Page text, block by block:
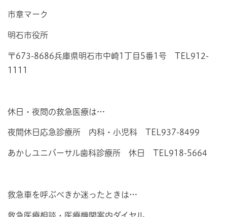
市章マーク
明石市役所
〒673-8686兵庫県明石市中崎1丁目5番1号 TEL912-
1111
休日・夜間の救急医療は…
夜間休日応急診療所 内科・小児科 TEL937-8499
あかしユニバーサル歯科診療所 休日 TEL918-5664
救急車を呼ぶべきか迷ったときは…
救急医療相談・医療機関案内ダイヤル